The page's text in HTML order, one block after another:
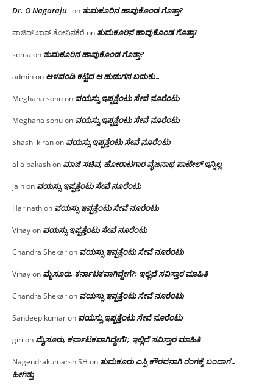
Dr. O Nagaraju on ತುಮಕೂರಿನ ಹಾವುಕೊಂಡ ಗೊತ್ತಾ?
ವಾಜಿದ್ ಖಾನ್ ತೋವಿನಕೆರೆ on ತುಮಕೂರಿನ ಹಾವುಕೊಂಡ ಗೊತ್ತಾ?
suma on ತುಮಕೂರಿನ ಹಾವುಕೊಂಡ ಗೊತ್ತಾ?
adminon ಅಳವಂಡಿ ಕಟ್ಟಿದ ಆ ಹುಡುಗನ ಬದುಕು…
Meghana sonuon ವಯಸ್ಸು ಇಪ್ಪತ್ತೆಂಟು ಸೇವೆ ನೂರೆಂಟು
Meghana sonuon ವಯಸ್ಸು ಇಪ್ಪತ್ತೆಂಟು ಸೇವೆ ನೂರೆಂಟು
Shashi kiranon ವಯಸ್ಸು ಇಪ್ಪತ್ತೆಂಟು ಸೇವೆ ನೂರೆಂಟು
alla bakashon ಮಾಜಿ ಸಚಿವ, ಹೋರಾಟಗಾರ ವೈಜನಾಥ ಪಾಟೀಲ್ ಇನ್ನಿಲ್ಲ
jainon ವಯಸ್ಸು ಇಪ್ಪತ್ತೆಂಟು ಸೇವೆ ನೂರೆಂಟು
Harinathon ವಯಸ್ಸು ಇಪ್ಪತ್ತೆಂಟು ಸೇವೆ ನೂರೆಂಟು
Vinayon ವಯಸ್ಸು ಇಪ್ಪತ್ತೆಂಟು ಸೇವೆ ನೂರೆಂಟು
Chandra Shekaron ವಯಸ್ಸು ಇಪ್ಪತ್ತೆಂಟು ಸೇವೆ ನೂರೆಂಟು
Vinayon ಮೈಸೂರು, ಕರ್ನಾಟಕವಾಗಿದ್ದೇಗೆ?; ಇಲ್ಲಿದೆ ಸವಿಸ್ತಾರ ಮಾಹಿತಿ
Chandra Shekaron ವಯಸ್ಸು ಇಪ್ಪತ್ತೆಂಟು ಸೇವೆ ನೂರೆಂಟು
Sandeep kumaron ವಯಸ್ಸು ಇಪ್ಪತ್ತೆಂಟು ಸೇವೆ ನೂರೆಂಟು
giri on ಮೈಸೂರು, ಕರ್ನಾಟಕವಾಗಿದ್ದೇಗೆ?; ಇಲ್ಲಿದೆ ಸವಿಸ್ತಾರ ಮಾಹಿತಿ
Nagendrakumarsh SH on ತುಮಕೂರು ಎಸ್ಪಿ ಕೌರವನಾಗಿ ರಂಗಕ್ಕೆ ಬಂದಾಗ…
ಹೀಗಿತ್ತು